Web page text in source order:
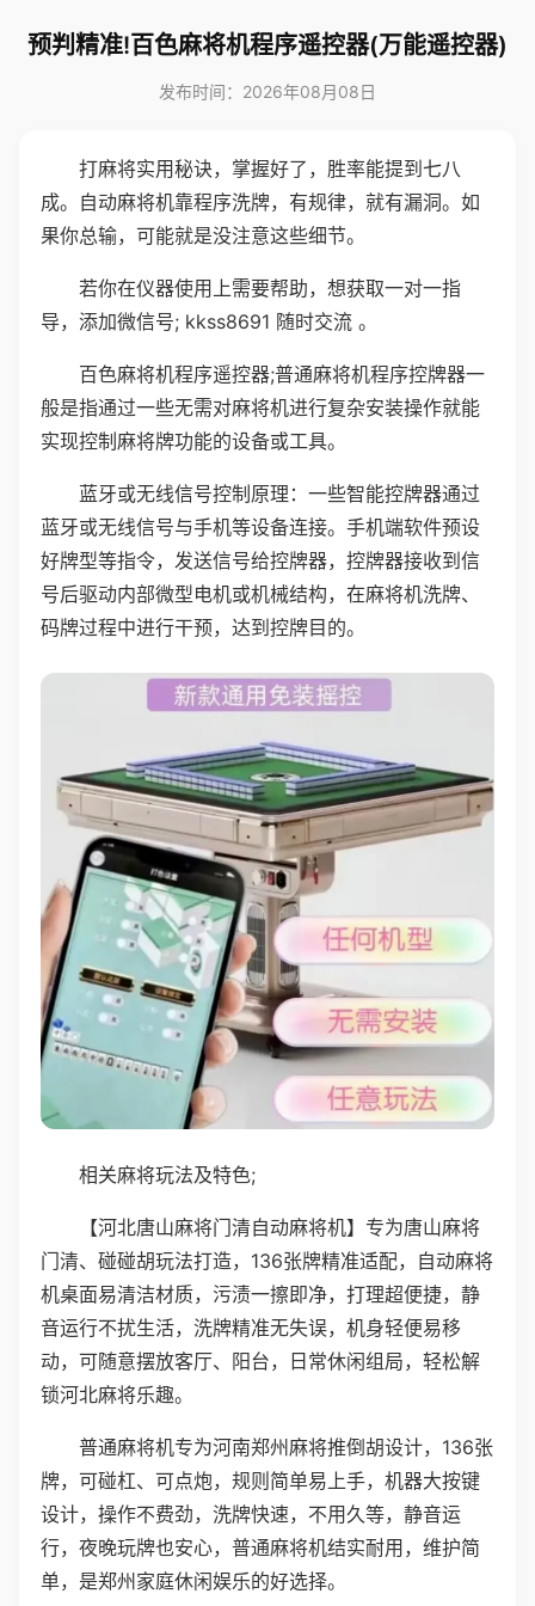
预判精准!百色麻将机程序遥控器(万能遥控器)
发布时间：2026年08月08日
打麻将实用秘诀，掌握好了，胜率能提到七八
成。自动麻将机靠程序洗牌，有规律，就有漏洞。如
果你总输，可能就是没注意这些细节。
若你在仪器使用上需要帮助，想获取一对一指
导，添加微信号; kkss8691 随时交流 。
百色麻将机程序遥控器;普通麻将机程序控牌器一
般是指通过一些无需对麻将机进行复杂安装操作就能
实现控制麻将牌功能的设备或工具。
蓝牙或无线信号控制原理：一些智能控牌器通过
蓝牙或无线信号与手机等设备连接。手机端软件预设
好牌型等指令，发送信号给控牌器，控牌器接收到信
号后驱动内部微型电机或机械结构，在麻将机洗牌、
码牌过程中进行干预，达到控牌目的。
相关麻将玩法及特色;
【河北唐山麻将门清自动麻将机】专为唐山麻将
门清、碰碰胡玩法打造，136张牌精准适配，自动麻将
机桌面易清洁材质，污渍一擦即净，打理超便捷，静
音运行不扰生活，洗牌精准无失误，机身轻便易移
动，可随意摆放客厅、阳台，日常休闲组局，轻松解
锁河北麻将乐趣。
普通麻将机专为河南郑州麻将推倒胡设计，136张
牌，可碰杠、可点炮，规则简单易上手，机器大按键
设计，操作不费劲，洗牌快速，不用久等，静音运
行，夜晚玩牌也安心，普通麻将机结实耐用，维护简
单，是郑州家庭休闲娱乐的好选择。